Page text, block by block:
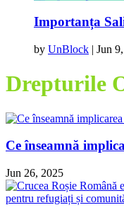
Importanța
by UnBlock | Jun
Drepturile
Ce înseamnă
Jun 26, 2025